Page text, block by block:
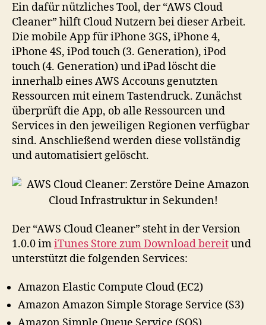
Ein dafür nützliches Tool, der “AWS Cloud
Cleaner” hilft Cloud Nutzern bei dieser Arbeit.
Die mobile App für iPhone 3GS, iPhone 4,
iPhone 4S, iPod touch (3. Generation), iPod
touch (4. Generation) und iPad löscht die
innerhalb eines AWS Accouns genutzten
Ressourcen mit einem Tastendruck. Zunächst
überprüft die App, ob alle Ressourcen und
Services in den jeweiligen Regionen verfügbar
sind. Anschließend werden diese vollständig
und automatisiert gelöscht.
Der “AWS Cloud Cleaner” steht in der Version
1.0.0 imiTunes Store zum Download bereitund
unterstützt die folgenden Services:
Amazon Elastic Compute Cloud (EC2)
Amazon Amazon Simple Storage Service (S3)